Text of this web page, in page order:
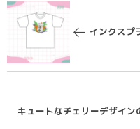
インクスプ
キュートなチェリーデザイン